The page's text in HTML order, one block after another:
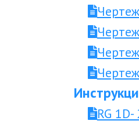
RG 1D-